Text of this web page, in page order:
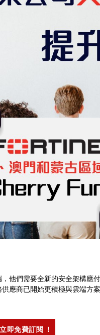
他們需要全新的安全架構應
應商已開始更積極與雲端方
即免費訂閱 ！